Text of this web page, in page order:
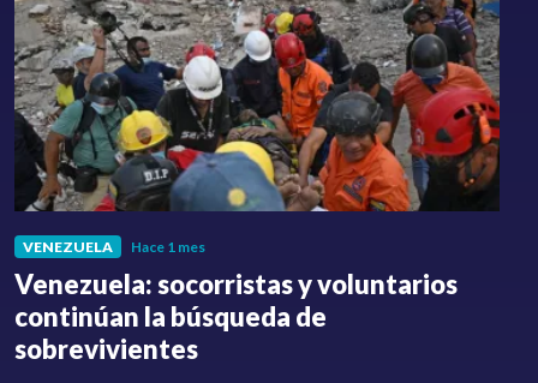
VENEZUELA Hace 1 mes
Venezuela: socorristas y voluntarios
continúan la búsqueda de
sobrevivientes